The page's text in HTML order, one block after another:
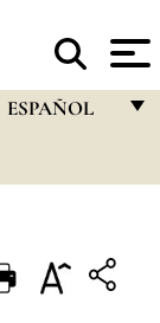
ESPAÑOL
PORTUGUÊS